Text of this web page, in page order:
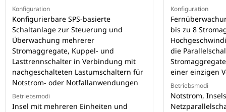
Konfiguration
Konfigurierbare SPS-basierte
Schaltanlage zur Steuerung und
Überwachung mehrerer
Stromaggregate, Kuppel- und
Lasttrennschalter in Verbindung mit
nachgeschalteten Lastumschaltern für
Notstrom- oder Notfallanwendungen
Betriebsmodi
Insel mit mehreren Einheiten und
Konfiguration
bis zu 8
die
einer einzigen
Betriebsmodi
Notstrom,